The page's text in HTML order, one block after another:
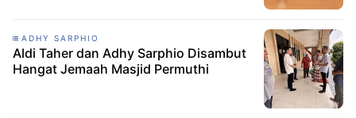
ADHY SARPHIO
Aldi Taher dan Adhy Sarphio Disambut
Hangat Jemaah Masjid Permuthi